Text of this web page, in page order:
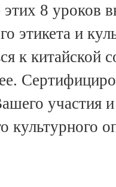
8 уроков
этикета и
к китайской
участия
культурного